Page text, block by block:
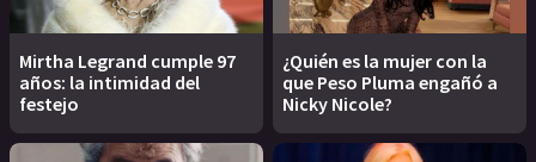
Mirtha Legrand cumple 97
años: la intimidad del
festejo
¿Quién es la mujer con la
que Peso Pluma engañó a
Nicky Nicole?